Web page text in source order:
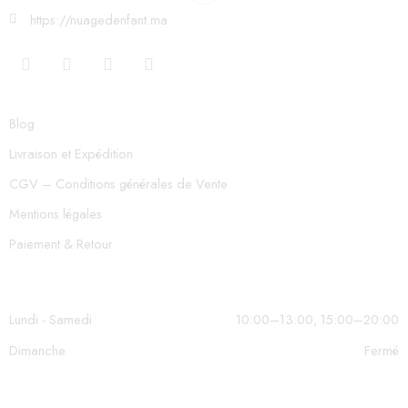
https://nuagedenfant.ma
Blog
Livraison et Expédition
CGV – Conditions générales de Vente
Mentions légales
Paiement & Retour
Lundi - Samedi
10:00–13:00, 15:00–20:00
Dimanche
Fermé